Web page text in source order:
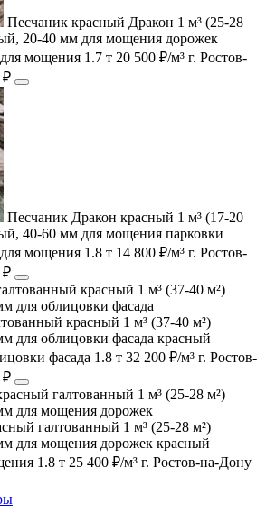
Песчаник красный Дракон 1 м³ (25-28
20-40 мм для мощения дорожек
для мощения 1.7 т 20 500 ₽/м³ г. Ростов-
₽
Песчаник Дракон красный 1 м³ (17-20
40-60 мм для мощения парковки
для мощения 1.8 т 14 800 ₽/м³ г. Ростов-
₽
красный 1 м³ (37-40 м²)
для облицовки фасада красный
фасада 1.8 т 32 200 ₽/м³ г. Ростов-
₽
галтованный 1 м³ (25-28 м²)
для мощения дорожек красный
1.8 т 25 400 ₽/м³ г. Ростов-на-Дону